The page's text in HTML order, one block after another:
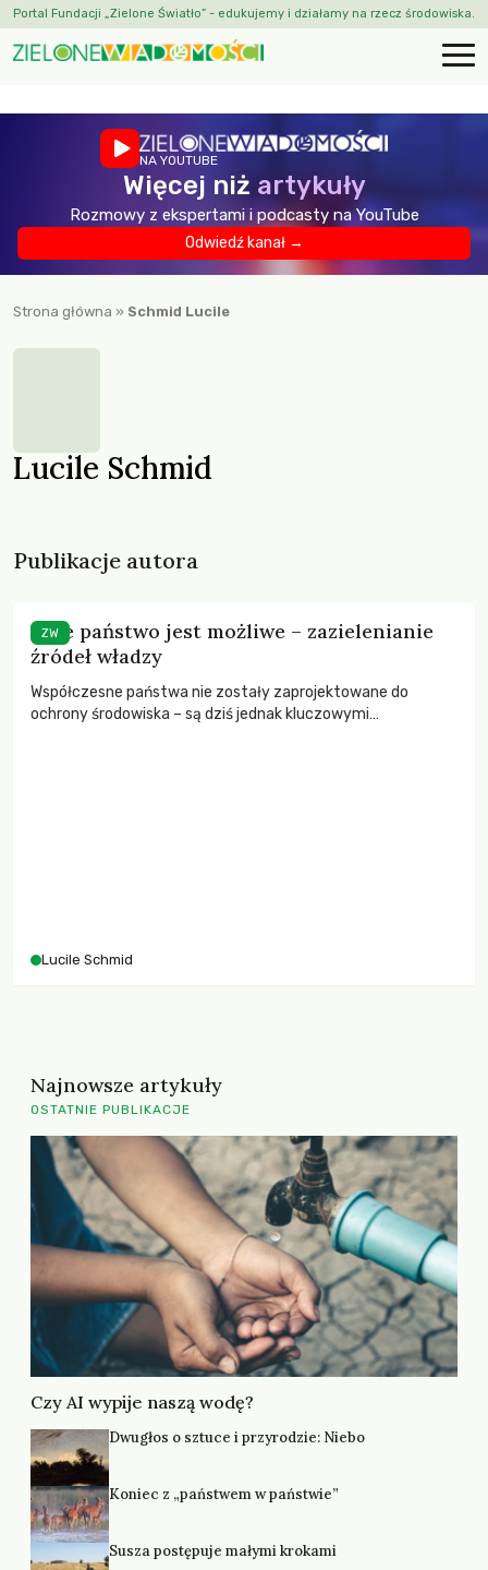
Portal Fundacji „Zielone Światło” - edukujemy i działamy na rzecz środowiska.
NA YOUTUBE
Więcej niż artykuły
Rozmowy z ekspertami i podcasty na YouTube
Odwiedź kanał →
Strona główna » Schmid Lucile
Lucile Schmid
Publikacje autora
Inne państwo jest możliwe – zazielenianie
źródeł władzy
Współczesne państwa nie zostały zaprojektowane do
ochrony środowiska – są dziś jednak kluczowymi
Lucile Schmid
ZW
Najnowsze artykuły
OSTATNIE PUBLIKACJE
Czy AI wypije naszą wodę?
Dwugłos o sztuce i przyrodzie: Niebo
Koniec z „państwem w państwie”
Susza postępuje małymi krokami